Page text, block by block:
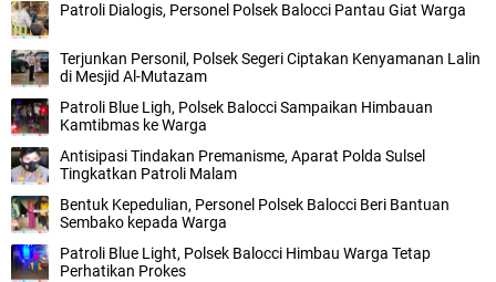
Patroli Dialogis, Personel Polsek Balocci Pantau Giat Warga
Terjunkan Personil, Polsek Segeri Ciptakan Kenyamanan Lalin
di Mesjid Al-Mutazam
Patroli Blue Ligh, Polsek Balocci Sampaikan Himbauan
Kamtibmas ke Warga
Antisipasi Tindakan Premanisme, Aparat Polda Sulsel
Tingkatkan Patroli Malam
Bentuk Kepedulian, Personel Polsek Balocci Beri Bantuan
Sembako kepada Warga
Patroli Blue Light, Polsek Balocci Himbau Warga Tetap
Perhatikan Prokes